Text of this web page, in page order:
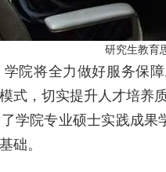
研究生教育
院将全力做好服务保
式，切实提升人才培养
学院专业硕士实践成果
础。